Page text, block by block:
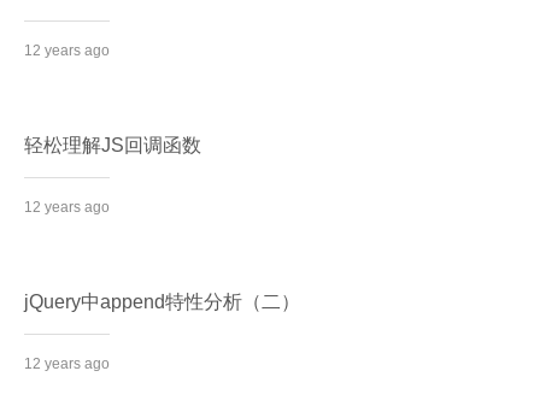
12 years ago
轻松理解JS回调函数
12 years ago
jQuery中append特性分析（二）
12 years ago